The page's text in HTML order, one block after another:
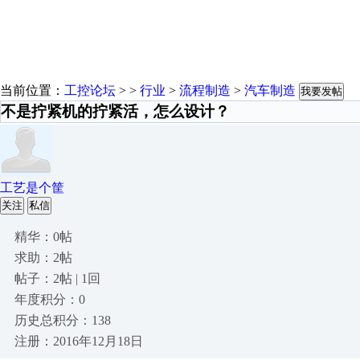
当前位置： 工控论坛 > > 行业 > 流程制造 > 汽车制造 我要发帖
不是拧紧机的拧紧活，怎么设计？
工艺是个筐
关注 私信
精华：0帖
求助：2帖
帖子：2帖 | 1回
年度积分：0
历史总积分：138
注册：2016年12月18日